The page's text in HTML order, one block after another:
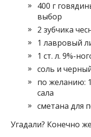
400 г
выбор
2 зубчика
1 лавровый
1 ст. л. 9%-
соль и
по желанию:
сала
сметана для
Угадали? Конечно